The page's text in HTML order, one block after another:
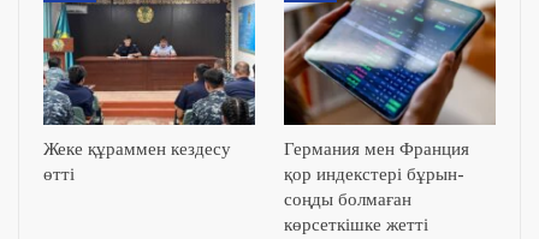
Жеке құраммен кездесу
өтті
Германия мен Франция
қор индекстері бұрын-
соңды болмаған
көрсеткішке жетті